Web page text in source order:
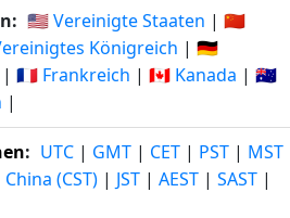
🇺🇸 Vereinigte Staaten | 🇨🇳
Königreich | 🇩🇪
| 🇫🇷 Frankreich | 🇨🇦 Kanada | 🇦🇺
|
: UTC | GMT | CET | PST | MST
China (CST) | JST | AEST | SAST |